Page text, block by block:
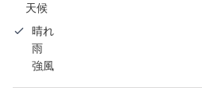
天候
晴れ
雨
強風